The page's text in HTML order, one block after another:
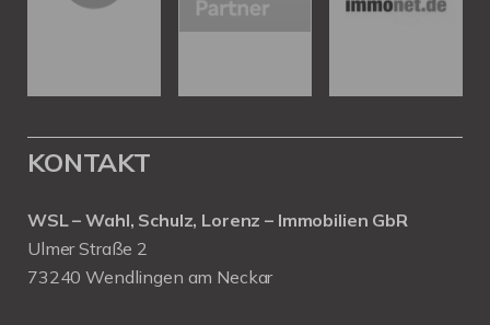
KONTAKT
WSL – Wahl, Schulz, Lorenz – Immobilien GbR
Ulmer Straße 2
73240 Wendlingen am Neckar